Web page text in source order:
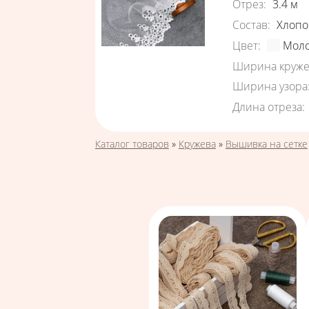
Отрез: 3.4 м
Состав:
Цвет:
Ширина
Ширина узора
Длина отреза:
Вы здесь
Каталог товаров » Кружева» Вышивка на сетке